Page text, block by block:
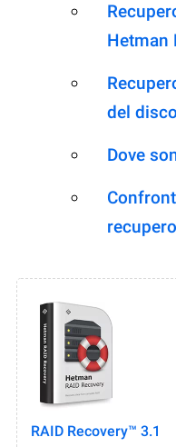
Hetman
del disco
Dove
RAID Recovery™ 3.1